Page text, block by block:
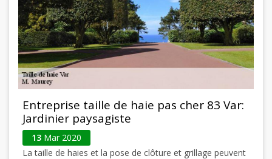
Entreprise taille de haie pas cher 83 Var:
Jardinier paysagiste
13 Mar 2020
La taille de haies et la pose de clôture et grillage peuvent